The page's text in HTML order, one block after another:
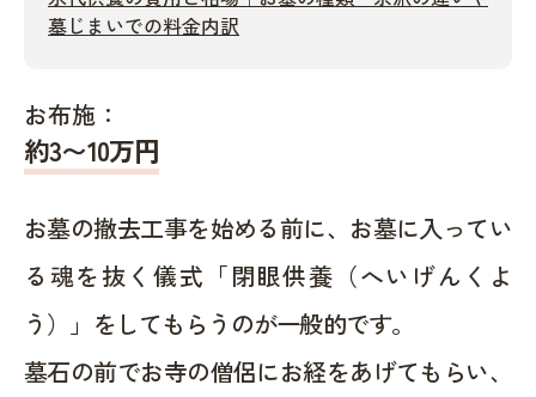
墓じまいでの料金内訳
お布施：
約3〜10万円
お墓の撤去工事を始める前に、お墓に入ってい
る魂を抜く儀式「閉眼供養（へいげんくよ
う）」をしてもらうのが一般的です。
墓石の前でお寺の僧侶にお経をあげてもらい、